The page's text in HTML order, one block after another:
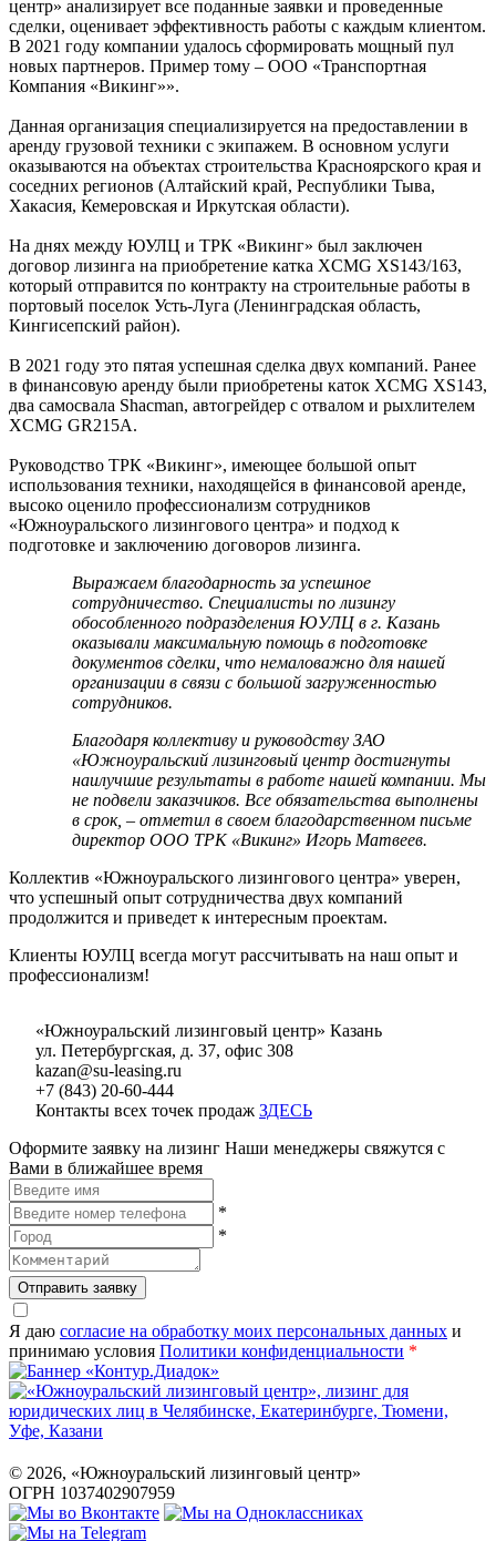
центр» анализирует все поданные заявки и проведенные
сделки, оценивает эффективность работы с каждым клиентом.
В 2021 году компании удалось сформировать мощный пул
новых партнеров. Пример тому – ООО «Транспортная
Компания «Викинг»».
Данная организация специализируется на предоставлении в
аренду грузовой техники с экипажем. В основном услуги
оказываются на объектах строительства Красноярского края и
соседних регионов (Алтайский край, Республики Тыва,
Хакасия, Кемеровская и Иркутская области).
На днях между ЮУЛЦ и ТРК «Викинг» был заключен
договор лизинга на приобретение катка XCMG XS143/163,
который отправится по контракту на строительные работы в
портовый поселок Усть-Луга (Ленинградская область,
Кингисепский район).
В 2021 году это пятая успешная сделка двух компаний. Ранее
в финансовую аренду были приобретены каток XCMG XS143,
два самосвала Shacman, автогрейдер с отвалом и рыхлителем
XCMG GR215A.
Руководство ТРК «Викинг», имеющее большой опыт
использования техники, находящейся в финансовой аренде,
высоко оценило профессионализм сотрудников
«Южноуральского лизингового центра» и подход к
подготовке и заключению договоров лизинга.
Выражаем благодарность за успешное
сотрудничество. Специалисты по лизингу
обособленного подразделения ЮУЛЦ в г. Казань
оказывали максимальную помощь в подготовке
документов сделки, что немаловажно для нашей
организации в связи с большой загруженностью
сотрудников.
Благодаря коллективу и руководству ЗАО
«Южноуральский лизинговый центр достигнуты
наилучшие результаты в работе нашей компании. Мы
не подвели заказчиков. Все обязательства выполнены
в срок, – отметил в своем благодарственном письме
директор ООО ТРК «Викинг» Игорь Матвеев.
Коллектив «Южноуральского лизингового центра» уверен,
что успешный опыт сотрудничества двух компаний
продолжится и приведет к интересным проектам.
Клиенты ЮУЛЦ всегда могут рассчитывать на наш опыт и
профессионализм!
«Южноуральский лизинговый центр» Казань
ул. Петербургская, д. 37, офис 308
kazan@su-leasing.ru
+7 (843) 20-60-444
Контакты всех точек продаж ЗДЕСЬ
Оформите заявку на лизинг Наши менеджеры свяжутся с
Вами в ближайшее время
*
*
Отправить заявку
Я даю согласие на обработку моих персональных данных и
принимаю условия Политики конфиденциальности *
© 2026, «Южноуральский лизинговый центр»
ОГРН 1037402907959